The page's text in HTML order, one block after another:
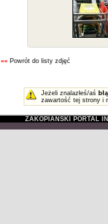
«« Powrót do listy zdjęć
Jeżeli znalazłeś/aś
zawartość tej strony i
ZAKOPIAŃSKI PORTAL